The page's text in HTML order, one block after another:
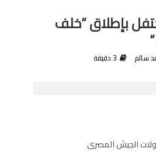
بإطلاق “خلف
سالم 3 دقيقة
الجيش المصرى